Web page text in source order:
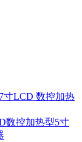
寸LCD 数控加热
数控加热型5寸